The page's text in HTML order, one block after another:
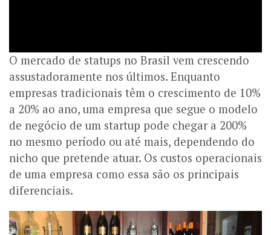
O mercado de statups no Brasil vem crescendo
assustadoramente nos últimos. Enquanto
empresas tradicionais têm o crescimento de 10%
a 20% ao ano, uma empresa que segue o modelo
de negócio de um startup pode chegar a 200%
no mesmo período ou até mais, dependendo do
nicho que pretende atuar. Os custos operacionais
de uma empresa como essa são os principais
diferenciais.